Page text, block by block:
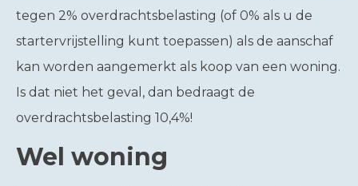
tegen 2% overdrachtsbelasting (of 0% als u de
startervrijstelling kunt toepassen) als de aanschaf
kan worden aangemerkt als koop van een woning.
Is dat niet het geval, dan bedraagt de
overdrachtsbelasting 10,4%!
Wel woning